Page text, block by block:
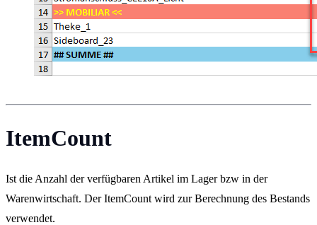
ItemCount
Ist die Anzahl der verfügbaren Artikel im Lager bzw in der
Warenwirtschaft. Der ItemCount wird zur Berechnung des Bestands
verwendet.